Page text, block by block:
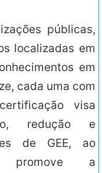
públicas,
localizadas em
em
cada uma com
visa
redução e
de GEE, ao
promove a